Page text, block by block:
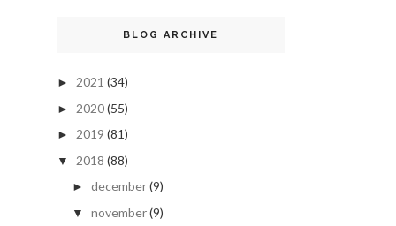
BLOG ARCHIVE
► 2021 (34)
► 2020(55)
► 2019 (81)
▼ 2018 (88)
► december(9)
▼ november(9)